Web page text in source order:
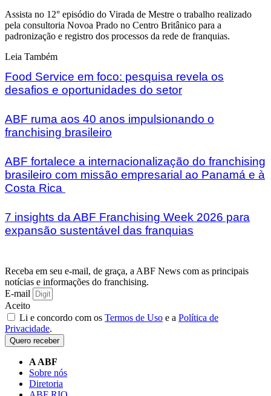
Assista no 12° episódio do Virada de Mestre o trabalho realizado
pela consultoria Novoa Prado no Centro Britânico para a
padronização e registro dos processos da rede de franquias.
Leia Também
Food Service em foco: pesquisa revela os
desafios e oportunidades do setor
ABF ruma aos 40 anos impulsionando o
franchising brasileiro
ABF fortalece a internacionalização do franchising
brasileiro com missão empresarial ao Panamá e à
Costa Rica
7 insights da ABF Franchising Week 2026 para
expansão sustentável das franquias
Receba em seu e-mail, de graça, a ABF News com as principais
notícias e informações do franchising.
E-mail
Aceito
Li e concordo com os Termos de Uso e a Política de
Privacidade.
Quero receber
A ABF
Sobre nós
Diretoria